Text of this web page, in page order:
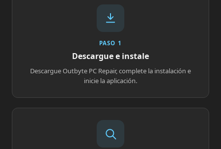
PASO 1
Descargue e instale
Descargue Outbyte PC Repair, complete la instalación e
inicie la aplicación.